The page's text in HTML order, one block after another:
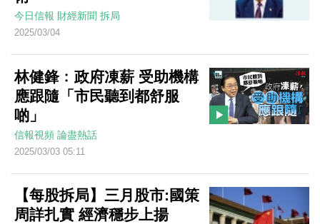
今日信報 財經新聞 拆局
2025/03/04
林健鋒﹕政府凍薪 受助機構
應跟隨「市民聽到都舒服
啲」
信報視頻 論盡熱話
2025/03/03 05:11
【每股拆局】三月股市:國策
周詳扎實 經濟穩步上揚